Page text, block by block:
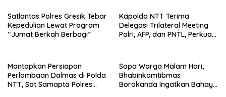
Satlantas Polres Gresik Tebar
Kepedulian Lewat Program
“Jumat Berkah Berbagi”
Kapolda NTT Terima
Delegasi Trilateral Meeting
Polri, AFP, dan PNTL, Perkuat
Mantapkan Persiapan
Perlombaan Dalmas di Polda
NTT, Sat Samapta Polres
Sapa Warga Malam Hari,
Bhabinkamtibmas
Borokanda Ingatkan Bahaya